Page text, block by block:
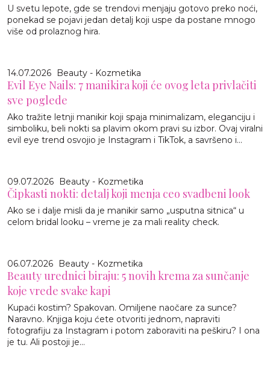
U svetu lepote, gde se trendovi menjaju gotovo preko noći,
ponekad se pojavi jedan detalj koji uspe da postane mnogo
više od prolaznog hira.
14.07.2026 Beauty - Kozmetika
Evil Eye Nails: 7 manikira koji će ovog leta privlačiti
sve poglede
Ako tražite letnji manikir koji spaja minimalizam, eleganciju i
simboliku, beli nokti sa plavim okom pravi su izbor. Ovaj viralni
evil eye trend osvojio je Instagram i TikTok, a savršeno i...
09.07.2026 Beauty - Kozmetika
Čipkasti nokti: detalj koji menja ceo svadbeni look
Ako se i dalje misli da je manikir samo „usputna sitnica“ u
celom bridal looku – vreme je za mali reality check.
06.07.2026 Beauty - Kozmetika
Beauty urednici biraju: 5 novih krema za sunčanje
koje vrede svake kapi
Kupaći kostim? Spakovan. Omiljene naočare za sunce?
Naravno. Knjiga koju ćete otvoriti jednom, napraviti
fotografiju za Instagram i potom zaboraviti na peškiru? I ona
je tu. Ali postoji je...